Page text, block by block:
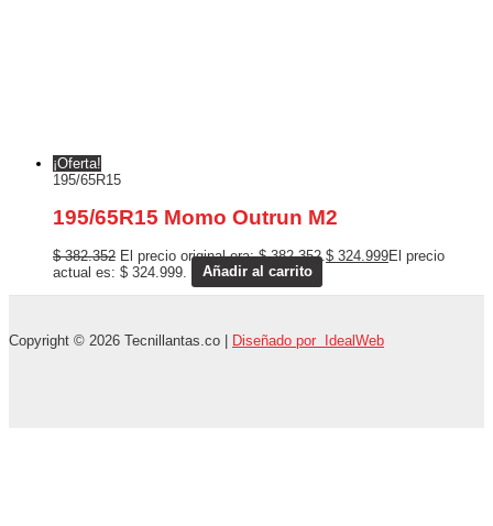
¡Oferta!
195/65R15
195/65R15 Momo Outrun M2
$382.352 El precio original era: $ 382.352. $ 324.999El precio
actual es: $ 324.999.
Añadir al carrito
Copyright © 2026 Tecnillantas.co | Diseñado por IdealWeb